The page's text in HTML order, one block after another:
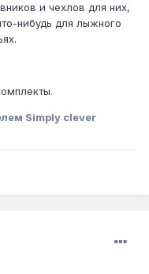
и чехлов для них,
нибудь для лыжного
Simply clever